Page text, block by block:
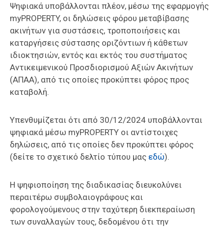
Πιερία
Ψηφιακά υποβάλλονται πλέον, μέσω της εφαρμογής
myPROPERTY, οι δηλώσεις φόρου μεταβίβασης
ακινήτων για συστάσεις, τροποποιήσεις και
καταργήσεις σύστασης οριζόντιων ή κάθετων
ιδιοκτησιών, εντός και εκτός του συστήματος
Αντικειμενικού Προσδιορισμού Αξιών Ακινήτων
(ΑΠΑΑ), από τις οποίες προκύπτει φόρος προς
καταβολή.
Υπενθυμίζεται ότι από 30/12/2024 υποβάλλονται
ψηφιακά μέσω myPROPERTY οι αντίστοιχες
δηλώσεις, από τις οποίες δεν προκύπτει φόρος
(δείτε το σχετικό δελτίο τύπου μας εδώ).
Η ψηφιοποίηση της διαδικασίας διευκολύνει
περαιτέρω συμβολαιογράφους και
φορολογούμενους στην ταχύτερη διεκπεραίωση
των συναλλαγών τους, δεδομένου ότι την